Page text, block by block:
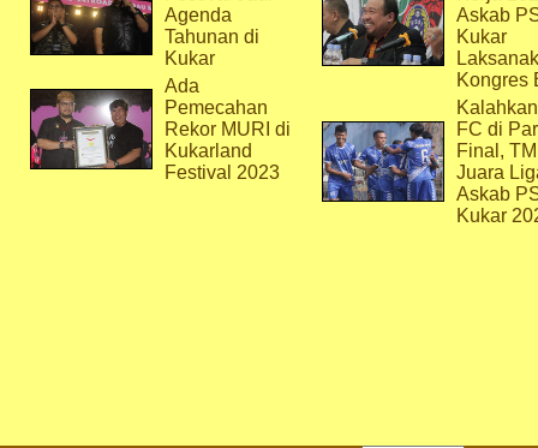
Agenda
Tahunan di
Kukar
Ada
Pemecahan
Rekor MURI di
Kukarland
Festival 2023
Askab
Kukar
Kongres
FC di
Final,
Juara
Askab
Kukar